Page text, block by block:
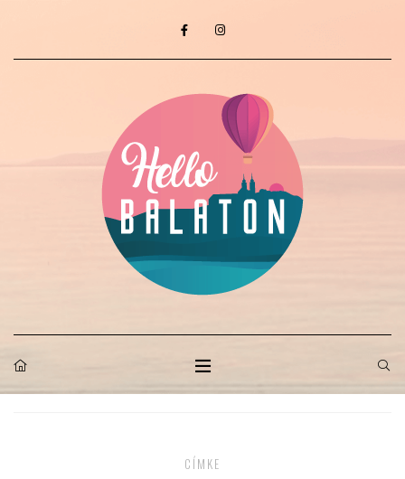
CÍMKE